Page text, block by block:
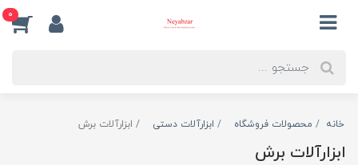
0
خانه محصولات فروشگاه ابزارآلات دستی ابزارآلات برش
ابزارآلات برش